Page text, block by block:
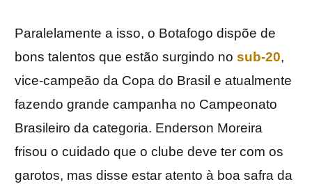
Paralelamente a isso, o Botafogo dispõe de
bons talentos que estão surgindo no sub-20,
vice-campeão da Copa do Brasil e atualmente
fazendo grande campanha no Campeonato
Brasileiro da categoria. Enderson Moreira
frisou o cuidado que o clube deve ter com os
garotos, mas disse estar atento à boa safra da